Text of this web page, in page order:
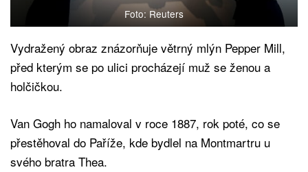
Foto: Reuters
Vydražený obraz znázorňuje větrný mlýn Pepper Mill,
před kterým se po ulici procházejí muž se ženou a
holčičkou.
Van Gogh ho namaloval v roce 1887, rok poté, co se
přestěhoval do Paříže, kde bydlel na Montmartru u
svého bratra Thea.